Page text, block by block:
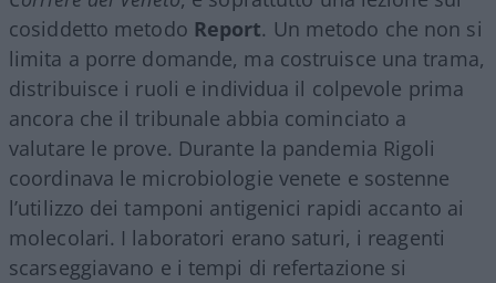
cosiddetto metodo Report. Un metodo che non si
limita a porre domande, ma costruisce una trama,
distribuisce i ruoli e individua il colpevole prima
ancora che il tribunale abbia cominciato a
valutare le prove. Durante la pandemia Rigoli
coordinava le microbiologie venete e sostenne
l’utilizzo dei tamponi antigenici rapidi accanto ai
molecolari. I laboratori erano saturi, i reagenti
scarseggiavano e i tempi di refertazione si